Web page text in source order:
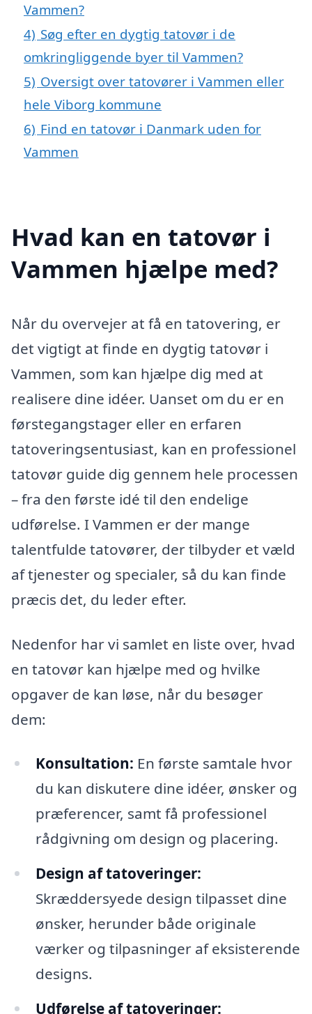
Vammen?
4) Søg efter en dygtig tatovør i de
omkringliggende byer til Vammen?
5) Oversigt over tatovører i Vammen eller
hele Viborg kommune
6) Find en tatovør i Danmark uden for
Vammen
Hvad kan en tatovør i
Vammen hjælpe med?
Når du overvejer at få en tatovering, er
det vigtigt at finde en dygtig tatovør i
Vammen, som kan hjælpe dig med at
realisere dine idéer. Uanset om du er en
førstegangstager eller en erfaren
tatoveringsentusiast, kan en professionel
tatovør guide dig gennem hele processen
– fra den første idé til den endelige
udførelse. I Vammen er der mange
talentfulde tatovører, der tilbyder et væld
af tjenester og specialer, så du kan finde
præcis det, du leder efter.
Nedenfor har vi samlet en liste over, hvad
en tatovør kan hjælpe med og hvilke
opgaver de kan løse, når du besøger
dem:
Konsultation: En første samtale hvor
du kan diskutere dine idéer, ønsker og
præferencer, samt få professionel
rådgivning om design og placering.
Design af tatoveringer:
Skræddersyede design tilpasset dine
ønsker, herunder både originale
værker og tilpasninger af eksisterende
designs.
Udførelse af tatoveringer: